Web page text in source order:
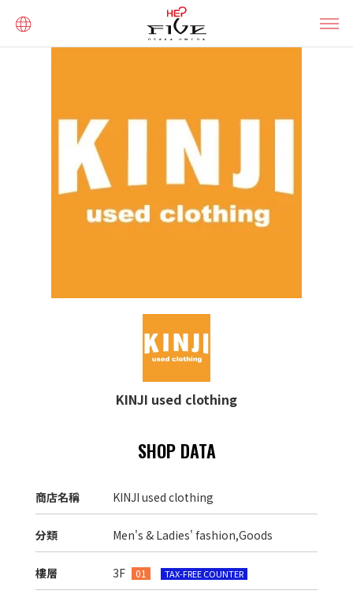
KINJI used clothing
SHOP DATA
商店名稱 KINJI used clothing
分類 Men's & Ladies' fashion,Goods
樓層 3F 01 TAX-FREE COUNTER